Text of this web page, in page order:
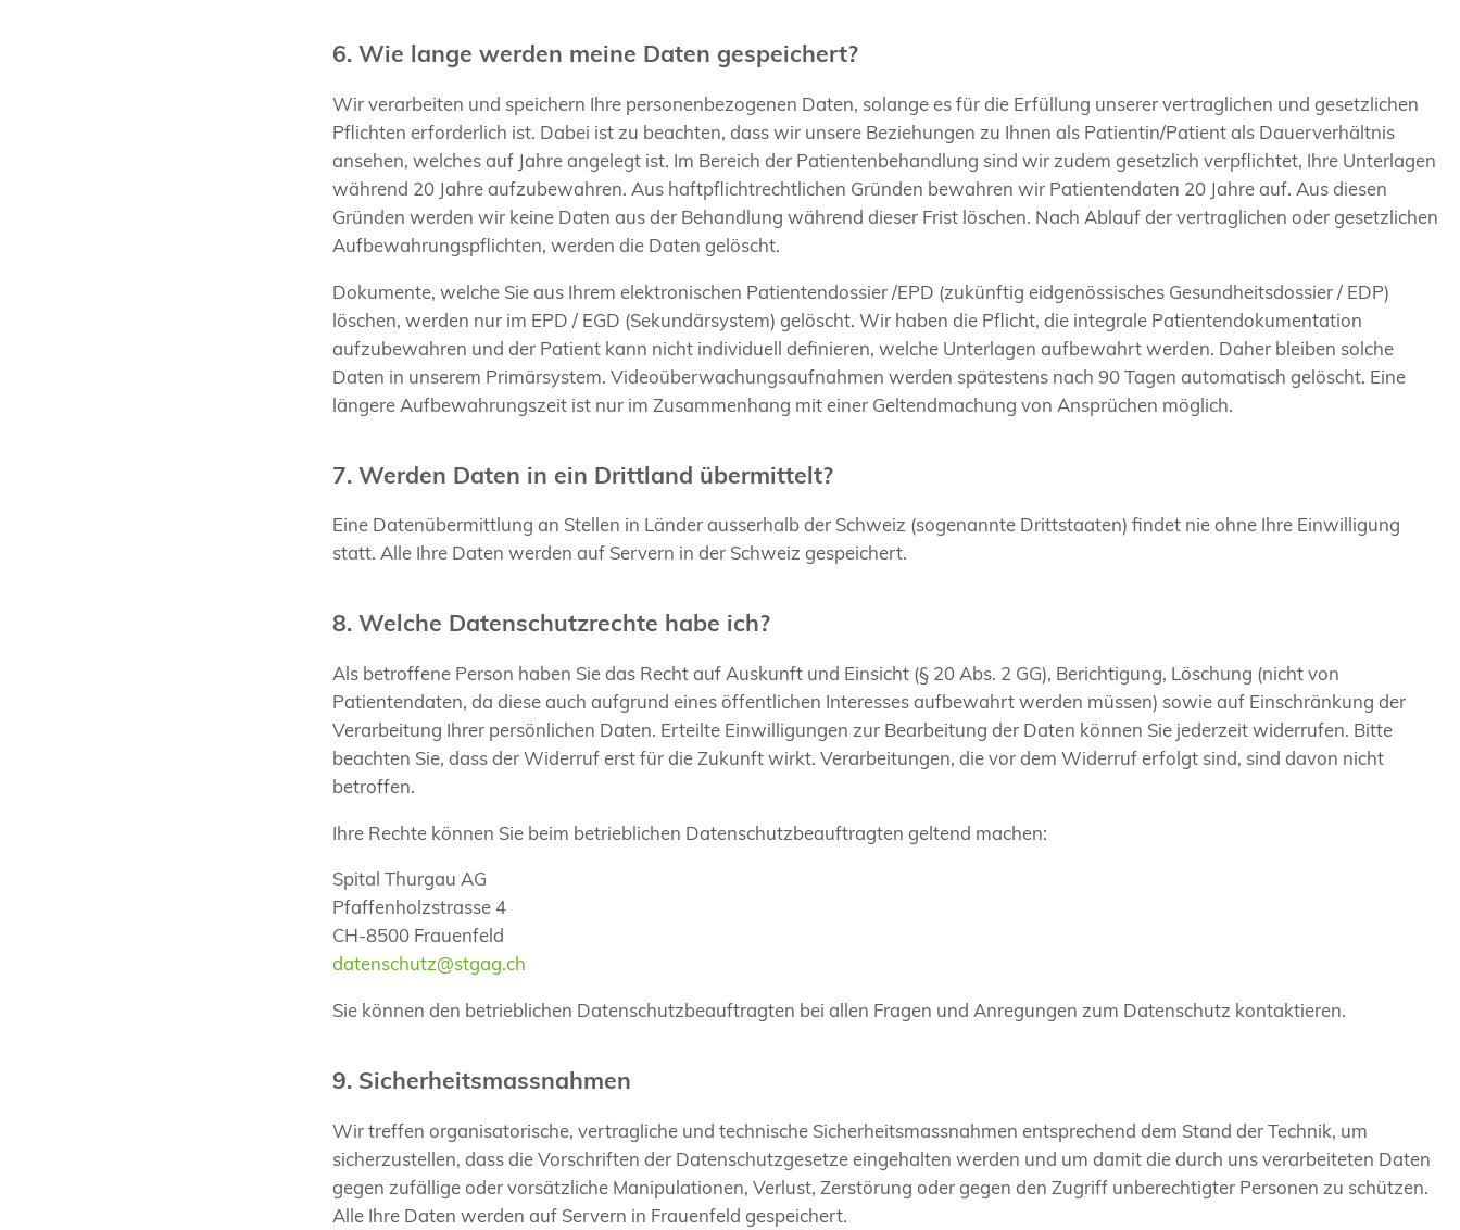
6. Wie lange werden meine Daten gespeichert?
Wir verarbeiten und speichern Ihre personenbezogenen Daten, solange es für die Erfüllung unserer vertraglichen und gesetzlichen
Pflichten erforderlich ist. Dabei ist zu beachten, dass wir unsere Beziehungen zu Ihnen als Patientin/Patient als Dauerverhältnis
ansehen, welches auf Jahre angelegt ist. Im Bereich der Patientenbehandlung sind wir zudem gesetzlich verpflichtet, Ihre Unterlagen
während 20 Jahre aufzubewahren. Aus haftpflichtrechtlichen Gründen bewahren wir Patientendaten 20 Jahre auf. Aus diesen
Gründen werden wir keine Daten aus der Behandlung während dieser Frist löschen. Nach Ablauf der vertraglichen oder gesetzlichen
Aufbewahrungspflichten, werden die Daten gelöscht.
Dokumente, welche Sie aus Ihrem elektronischen Patientendossier /EPD (zukünftig eidgenössisches Gesundheitsdossier / EDP)
löschen, werden nur im EPD / EGD (Sekundärsystem) gelöscht. Wir haben die Pflicht, die integrale Patientendokumentation
aufzubewahren und der Patient kann nicht individuell definieren, welche Unterlagen aufbewahrt werden. Daher bleiben solche
Daten in unserem Primärsystem. Videoüberwachungsaufnahmen werden spätestens nach 90 Tagen automatisch gelöscht. Eine
längere Aufbewahrungszeit ist nur im Zusammenhang mit einer Geltendmachung von Ansprüchen möglich.
7. Werden Daten in ein Drittland übermittelt?
Eine Datenübermittlung an Stellen in Länder ausserhalb der Schweiz (sogenannte Drittstaaten) findet nie ohne Ihre Einwilligung
statt. Alle Ihre Daten werden auf Servern in der Schweiz gespeichert.
8. Welche Datenschutzrechte habe ich?
Als betroffene Person haben Sie das Recht auf Auskunft und Einsicht (§ 20 Abs. 2 GG), Berichtigung, Löschung (nicht von
Patientendaten, da diese auch aufgrund eines öffentlichen Interesses aufbewahrt werden müssen) sowie auf Einschränkung der
Verarbeitung Ihrer persönlichen Daten. Erteilte Einwilligungen zur Bearbeitung der Daten können Sie jederzeit widerrufen. Bitte
beachten Sie, dass der Widerruf erst für die Zukunft wirkt. Verarbeitungen, die vor dem Widerruf erfolgt sind, sind davon nicht
betroffen.
Ihre Rechte können Sie beim betrieblichen Datenschutzbeauftragten geltend machen:
Spital Thurgau AG
Pfaffenholzstrasse 4
CH-8500 Frauenfeld
datenschutz@stgag.ch
Sie können den betrieblichen Datenschutzbeauftragten bei allen Fragen und Anregungen zum Datenschutz kontaktieren.
9. Sicherheitsmassnahmen
Wir treffen organisatorische, vertragliche und technische Sicherheitsmassnahmen entsprechend dem Stand der Technik, um
sicherzustellen, dass die Vorschriften der Datenschutzgesetze eingehalten werden und um damit die durch uns verarbeiteten Daten
gegen zufällige oder vorsätzliche Manipulationen, Verlust, Zerstörung oder gegen den Zugriff unberechtigter Personen zu schützen.
Alle Ihre Daten werden auf Servern in Frauenfeld gespeichert.